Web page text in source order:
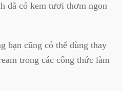
đã có kem tươi thơm ngon
bạn cũng có thể dùng thay
trong các công thức làm